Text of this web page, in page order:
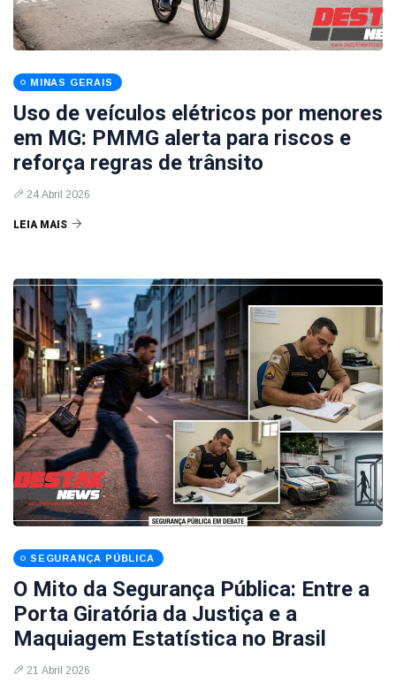
MINAS GERAIS
Uso de veículos elétricos por menores
em MG: PMMG alerta para riscos e
reforça regras de trânsito
24 Abril 2026
LEIA MAIS
SEGURANÇA PÚBLICA
O Mito da Segurança Pública: Entre a
Porta Giratória da Justiça e a
Maquiagem Estatística no Brasil
21 Abril 2026